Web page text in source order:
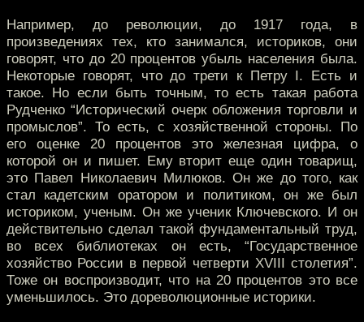
Например, до революции, до 1917 года, в
произведениях тех, кто занимался, историков, они
говорят, что до 20 процентов убыль населения была.
Некоторые говорят, что до трети к Петру I. Есть и
такое. Но если быть точным, то есть такая работа
Рудченко “Исторический очерк обложения торговли и
промыслов”. То есть, с хозяйственной стороны. По
его оценке 20 процентов это железная цифра, о
которой он и пишет. Ему вторит еще один товарищ,
это Павел Николаевич Милюков. Он же до того, как
стал кадетским оратором и политиком, он же был
историком, ученым. Он же ученик Ключевского. И он
действительно сделал такой фундаментальный труд,
во всех библиотеках он есть, “Государственное
хозяйство России в первой четверти XVIII столетия”.
Тоже он воспроизводит, что на 20 процентов это все
уменьшилось. Это дореволюционные историки.